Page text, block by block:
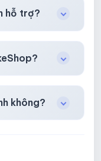
hỗ trợ?
không?